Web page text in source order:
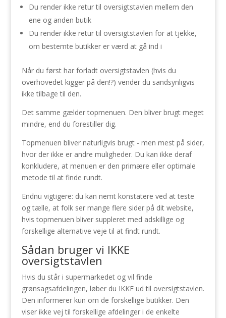
Du render ikke retur til oversigtstavlen mellem den
ene og anden butik
Du render ikke retur til oversigtstavlen for at tjekke,
om bestemte butikker er værd at gå ind i
Når du først har forladt oversigtstavlen (hvis du
overhovedet kigger på den!?) vender du sandsynligvis
ikke tilbage til den.
Det samme gælder topmenuen. Den bliver brugt meget
mindre, end du forestiller dig.
Topmenuen bliver naturligvis brugt - men mest på sider,
hvor der ikke er andre muligheder. Du kan ikke deraf
konkludere, at menuen er den primære eller optimale
metode til at finde rundt.
Endnu vigtigere: du kan nemt konstatere ved at teste
og tælle, at folk ser mange flere sider på dit website,
hvis topmenuen bliver suppleret med adskillige og
forskellige alternative veje til at findt rundt.
Sådan bruger vi IKKE
oversigtstavlen
Hvis du står i supermarkedet og vil finde
grønsagsafdelingen, løber du IKKE ud til oversigtstavlen.
Den informerer kun om de forskellige butikker. Den
viser ikke vej til forskellige afdelinger i de enkelte